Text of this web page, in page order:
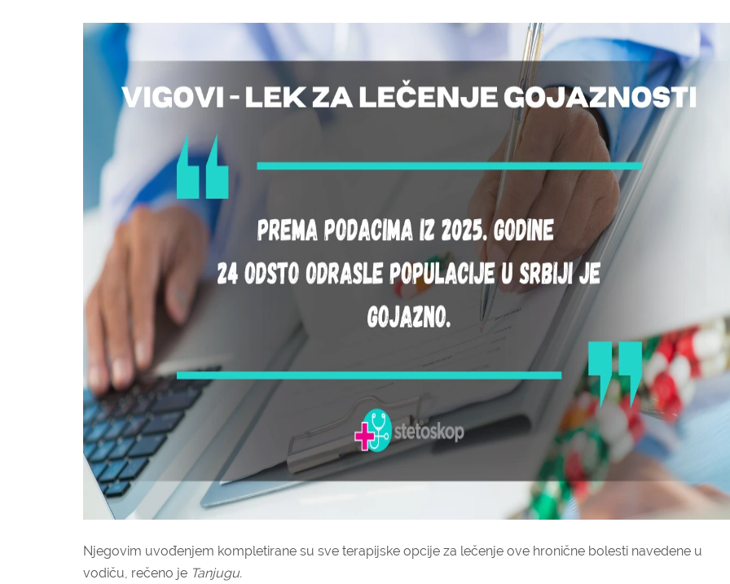
Njegovim uvođenjem kompletirane su sve terapijske opcije za lečenje ove hronične bolesti navedene u
vodiču, rečeno je Tanjugu.